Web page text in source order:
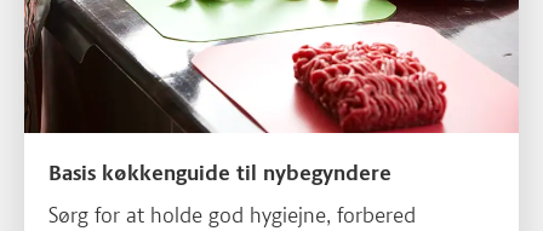
Basis køkkenguide til nybegyndere
Sørg for at holde god hygiejne, forbered